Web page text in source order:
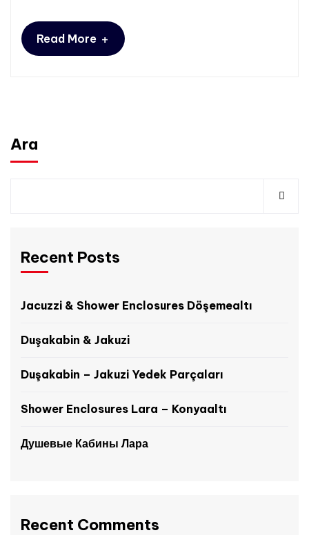
Read More +
Ara
Recent Posts
Jacuzzi & Shower Enclosures Döşemealtı
Duşakabin & Jakuzi
Duşakabin – Jakuzi Yedek Parçaları
Shower Enclosures Lara – Konyaaltı
Душевые Кабины Лара
Recent Comments